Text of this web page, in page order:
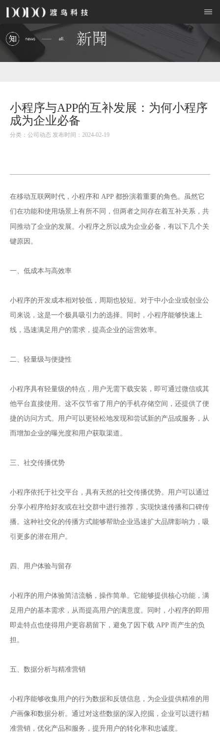
小程序与APP的互补发展：为何小程序
成为企业必备
分类：公司动态 发布时间：2024-02-19
在移动互联网时代，小程序和 APP 都扮演着重要的角色。虽然它
们在功能和使用场景上有所不同，但两者之间存在着互补关系，共
同推动了企业的发展。 小程序之所以成为企业必备，有以下几个关
键原因。
一、低成本与高效率
小程序的开发成本相对较低，周期也较短。对于中小企业或创业公
司来说，这是一个极具吸引力的选择。同时，小程序能够快速上
线，迅速满足用户的需求，提高企业的运营效率。
二、轻量级与便捷性
小程序具有轻量级的特点，用户无需下载安装，即可通过微信或其
他平台直接使用。这不仅节省了用户的手机存储空间，还提供了便
捷的访问方式。用户可以更轻松地发现和尝试新的产品或服务，从
而增加企业的曝光度和用户获取渠道。
三、社交传播优势
小程序依托于社交平台，具有天然的社交传播优势。用户可以通过
分享小程序给好友或在社交群中进行推荐，实现快速传播和口碑传
播。这种社交化的传播方式能够帮助企业迅速扩大品牌影响力，吸
引更多的潜在用户。
四、用户体验与留存
小程序的用户体验简洁流畅，操作简单。它能够提供核心功能，满
足用户的基本需求，从而提高用户的满意度。同时，小程序的即用
即走特点也使得用户更容易留下，避免了因下载 APP 而产生的负
担。
五、数据分析与精准营销
小程序能够收集用户的行为数据和反馈信息，为企业提供精准的用
户画像和数据分析。通过对这些数据的深入挖掘，企业可以进行精
准营销，优化产品和服务，提升用户的转化率和忠诚度。